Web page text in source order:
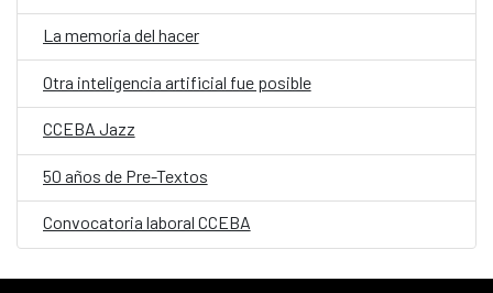
La memoria del hacer
Otra inteligencia artificial fue posible
CCEBA Jazz
50 años de Pre-Textos
Convocatoria laboral CCEBA